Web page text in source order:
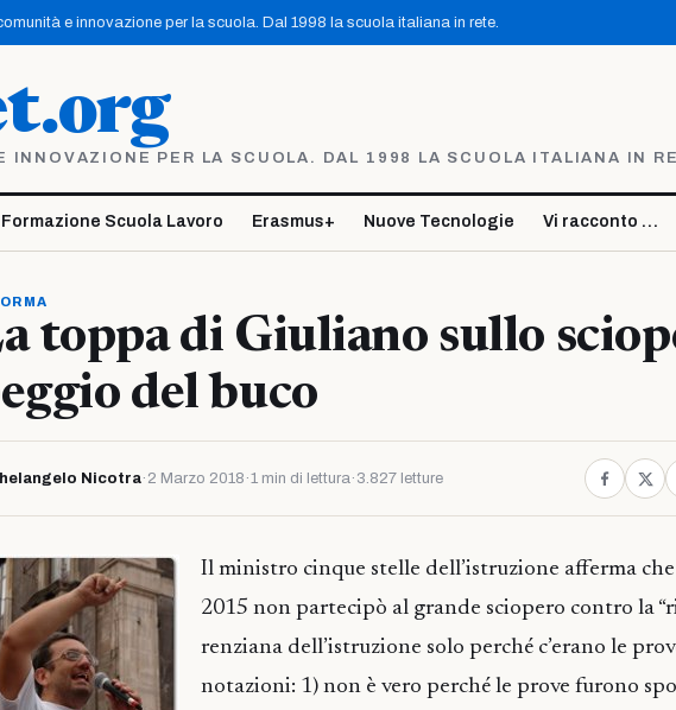
e innovazione per la scuola. Dal 1998 la scuola italiana in rete.
INNOVAZIONE PER LA SCUOLA. DAL 1998 LA SCUOLA ITALIANA IN
Formazione Scuola Lavoro Erasmus+ Nuove Tecnologie Vi racconto …
toppa di Giuliano sullo
del buco
Nicotra· 2 Marzo 2018 ·1 min di lettura· 3.827 letture
Il ministro cinque stelle dell’istruzione afferma
2015 non partecipò al grande sciopero contro la
renziana dell’istruzione solo perché c’erano le
notazioni: 1) non è vero perché le prove furono